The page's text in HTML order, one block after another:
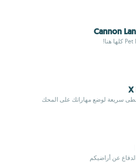
Cannon
X
سريعة لوضع مهاراتك على المحك
عن أراضيكم